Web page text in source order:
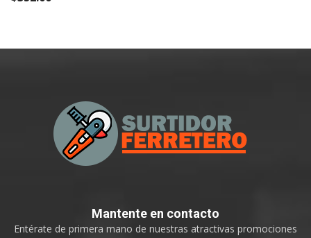
Mantente en contacto
Entérate de primera mano de nuestras atractivas promociones